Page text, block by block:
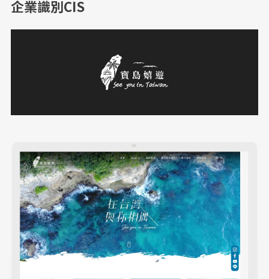
企業識別CIS